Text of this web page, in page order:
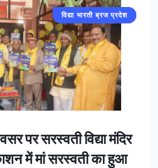
मथुरा
विद्या भारती ब्रज प्रदेश
पर सरस्वती विद्या मंदिर
में मां सरस्वती का हुआ